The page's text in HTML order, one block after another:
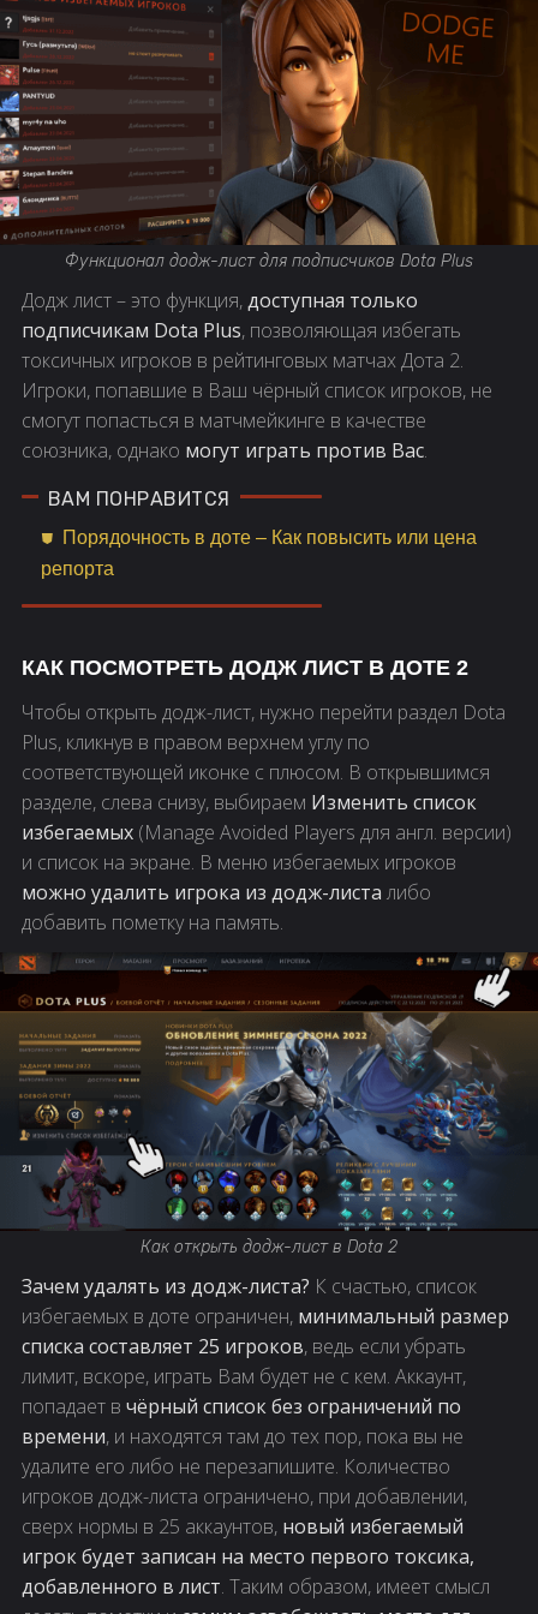
Функционал додж-лист для подписчиков Dota Plus
Додж лист – это функция,доступная только
подписчикам Dota Plus, позволяющая избегать
токсичных игроков в рейтинговых матчах Дота 2.
Игроки, попавшие в Ваш чёрный список игроков, не
смогут попасться в матчмейкинге в качестве
союзника, однако могут играть против Вас.
Порядочность в доте – Как повысить или цена
репорта
КАК ПОСМОТРЕТЬ ДОДЖ ЛИСТ В ДОТЕ 2
Чтобы открыть додж-лист, нужно перейти раздел Dota
Plus, кликнув в правом верхнем углу по
соответствующей иконке с плюсом. В открывшимся
разделе, слева снизу, выбираем Изменить список
избегаемых (Manage Avoided Players для англ. версии)
и список на экране. В меню избегаемых игроков
можно удалить игрока из додж-листа либо
добавить пометку на память.
Как открыть додж-лист в Dota 2
Зачем удалять из додж-листа? К счастью, список
избегаемых в доте ограничен, минимальный размер
списка составляет 25 игроков, ведь если убрать
лимит, вскоре, играть Вам будет не с кем. Аккаунт,
попадает в чёрный список без ограничений по
времени, и находятся там до тех пор, пока вы не
удалите его либо не перезапишите. Количество
игроков додж-листа ограничено, при добавлении,
сверх нормы в 25 аккаунтов, новый избегаемый
игрок будет записан на место первого токсика,
добавленного в лист. Таким образом, имеет смысл